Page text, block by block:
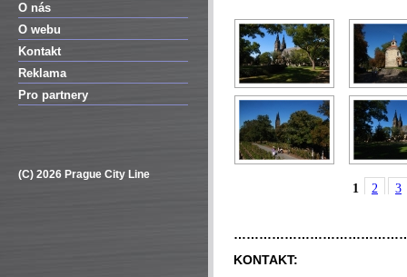
O nás
O webu
Kontakt
Reklama
Pro partnery
(C) 2026 Prague City Line
1 2 3
KONTAKT: